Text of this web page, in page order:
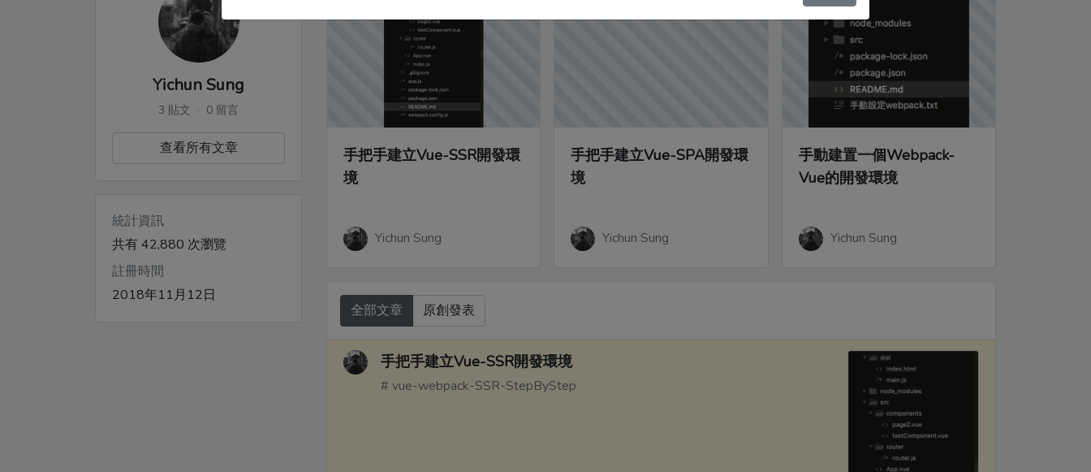
手把手建立Vue-SSR開發環
境
Yichun Sung
手把手建立Vue-SPA開發環
境
Yichun Sung
手動建置一個Webpack-
Vue的開發環境
Yichun Sung
全部文章 原創發表
手把手建立Vue-SSR開發環境
# vue-webpack-SSR-StepByStep
Yichun Sung
3 貼文 · 0 留言
查看所有文章
統計資訊
共有 42,880 次瀏覽
註冊時間
2018年11月12日